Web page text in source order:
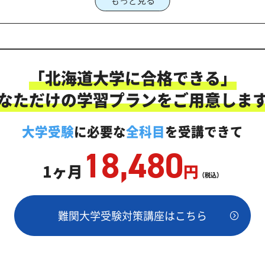
なら、じゅけラボ予備校という選択肢
に対応した受験対策カリキュラム・学習計画を提供します
ト
析テスト
北海道大学合格に向けた受験対策カリキュラム
対策のオーダーメイドカリキュラム」から得られる成果とは
「北海道大学に合格できる」
ただけの学習プランをご用意しま
大学受験に必要な全科目を受講できて
1ヶ月 18,480円 （税込）
難関大学受験対策講座はこちら